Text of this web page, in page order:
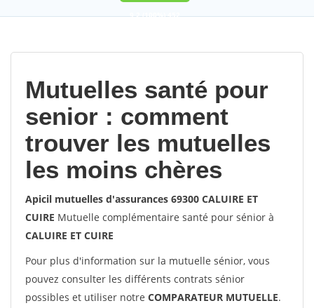
9,2(100%)452
Mutuelles santé pour
senior : comment
trouver les mutuelles
les moins chères
Apicil mutuelles d'assurances 69300 CALUIRE ET
CUIRE Mutuelle complémentaire santé pour sénior à
CALUIRE ET CUIRE
Pour plus d'information sur la mutuelle sénior, vous
pouvez consulter les différents contrats sénior
possibles et utiliser notre COMPARATEUR MUTUELLE.